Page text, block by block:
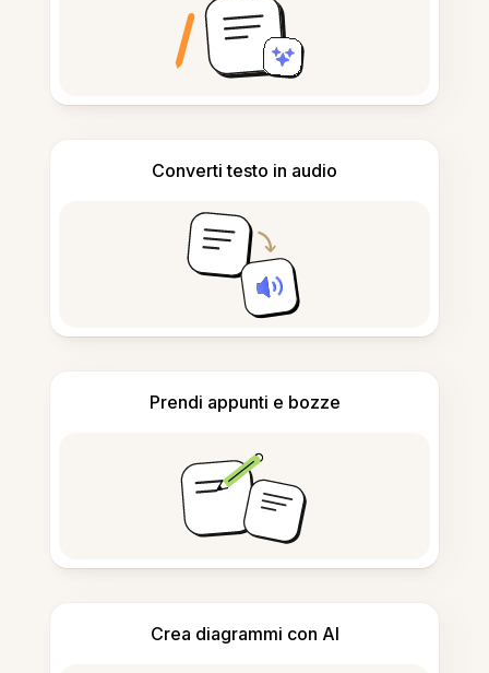
Converti testo in audio
Prendi appunti e bozze
Crea diagrammi con AI